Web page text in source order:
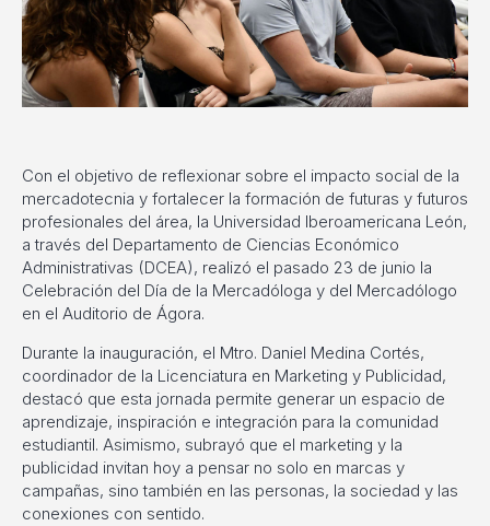
Con el objetivo de reflexionar sobre el impacto social de la
mercadotecnia y fortalecer la formación de futuras y futuros
profesionales del área, la Universidad Iberoamericana León,
a través del Departamento de Ciencias Económico
Administrativas (DCEA), realizó el pasado 23 de junio la
Celebración del Día de la Mercadóloga y del Mercadólogo
en el Auditorio de Ágora.
Durante la inauguración, el Mtro. Daniel Medina Cortés,
coordinador de la Licenciatura en Marketing y Publicidad,
destacó que esta jornada permite generar un espacio de
aprendizaje, inspiración e integración para la comunidad
estudiantil. Asimismo, subrayó que el marketing y la
publicidad invitan hoy a pensar no solo en marcas y
campañas, sino también en las personas, la sociedad y las
conexiones con sentido.